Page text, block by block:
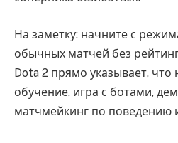
На заметку: начните с
обычных матчей без
Dota 2 прямо указывает,
обучение, игра с ботами,
матчмейкинг по поведению